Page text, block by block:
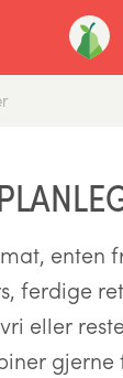
enten
ferdige
eller
gjerne